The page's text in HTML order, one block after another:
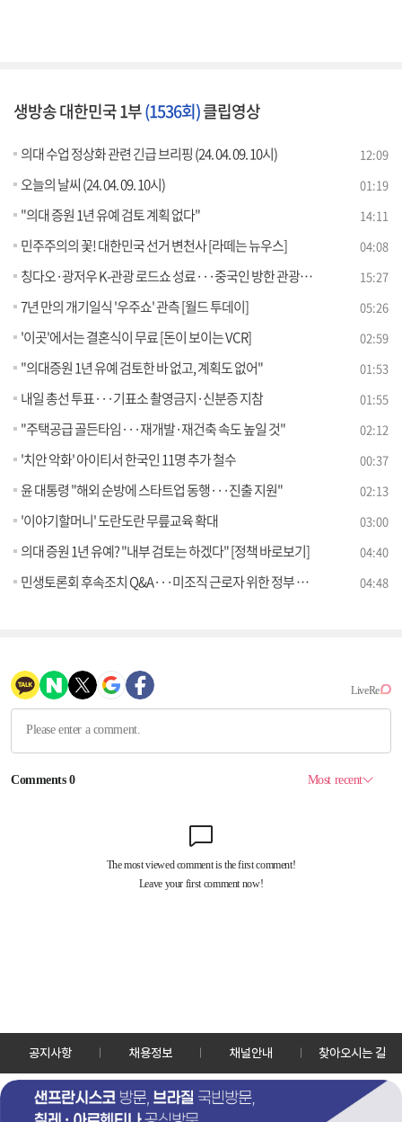
생방송 대한민국 1부(1536회)클립영상
의대 수업 정상화 관련 긴급 브리핑 (24. 04. 09. 10시) 12:09
오늘의 날씨 (24. 04. 09. 10시) 01:19
"의대 증원 1년 유예 검토 계획 없다" 14:11
민주주의의 꽃! 대한민국 선거 변천사 [라떼는 뉴우스] 04:08
칭다오·광저우 K-관광 로드쇼 성료···중국인 방한 관광객 유치 과제는? 15:27
7년 만의 개기일식 '우주쇼' 관측 [월드 투데이] 05:26
'이곳'에서는 결혼식이 무료 [돈이 보이는 VCR] 02:59
"의대증원 1년 유예 검토한 바 없고, 계획도 없어" 01:53
내일 총선 투표···기표소 촬영금지·신분증 지참 01:55
"주택공급 골든타임···재개발·재건축 속도 높일 것" 02:12
'치안 악화' 아이티서 한국인 11명 추가 철수 00:37
윤 대통령 "해외 순방에 스타트업 동행···진출 지원" 02:13
'이야기할머니' 도란도란 무릎교육 확대 03:00
의대 증원 1년 유예? "내부 검토는 하겠다" [정책 바로보기] 04:40
민생토론회 후속조치 Q&A···미조직 근로자 위한 정부 역할은? [정책 바로보기] 04:48
공지사항 채용정보 채널안내 찾아오시는 길
30128 세종특별자치시 정부2청사로 13 한국정책방송원 KTV
TEL: 044-204-8000